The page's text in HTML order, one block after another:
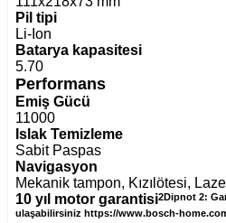
Pil tipi
Li-Ion
Batarya kapasitesi
5.70
Performans
Emiş Gücü
11000
Islak Temizleme
Sabit Paspas
Navigasyon
Mekanik tampon, Kızılötesi,
10 yıl motor garantisi2Dipnot 2:
ulaşabilirsiniz https://www.bosch-